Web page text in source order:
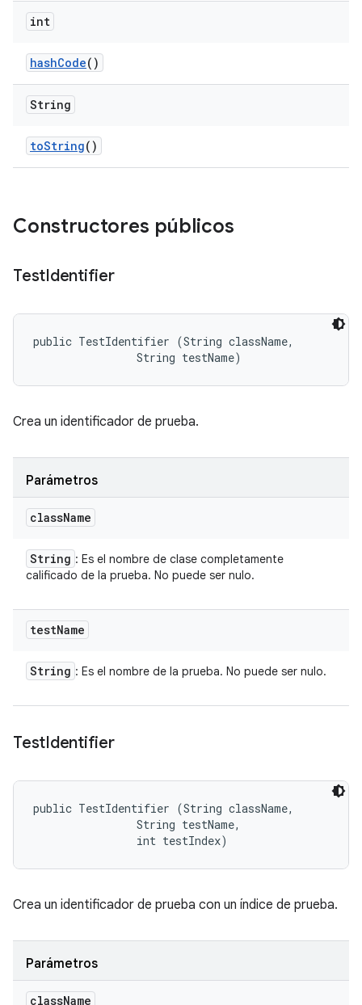
int
hashCode()
String
toString()
Constructores públicos
TestIdentifier
public TestIdentifier (String className,
                String testName)
Crea un identificador de prueba.
Parámetros
className
String : Es el nombre de clase completamente
calificado de la prueba. No puede ser nulo.
testName
String : Es el nombre de la prueba. No puede ser nulo.
TestIdentifier
public TestIdentifier (String className,
                String testName,
                int testIndex)
Crea un identificador de prueba con un índice de prueba.
Parámetros
className